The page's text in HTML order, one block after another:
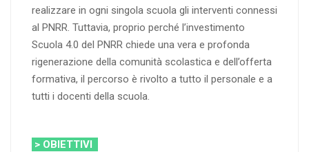
realizzare in ogni singola scuola gli interventi connessi
al PNRR. Tuttavia, proprio perché l’investimento
Scuola 4.0 del PNRR chiede una vera e profonda
rigenerazione della comunità scolastica e dell’offerta
formativa, il percorso è rivolto a tutto il personale e a
tutti i docenti della scuola.
> OBIETTIVI